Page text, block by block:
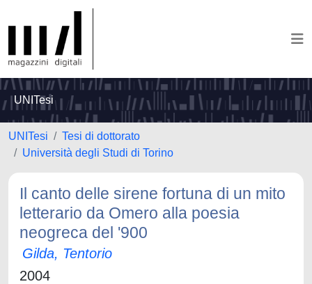
UNITesi
UNITesi
Tesi di dottorato
Università degli Studi di Torino
Il canto delle sirene fortuna di un mito
letterario da Omero alla poesia
neogreca del '900
Gilda, Tentorio
2004